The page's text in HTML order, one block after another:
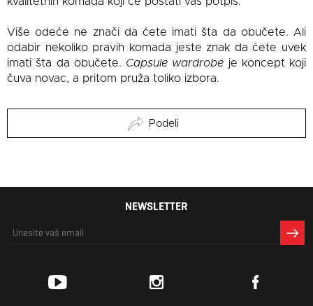
Više odeće ne znači da ćete imati šta da obučete. Ali
odabir nekoliko pravih komada jeste znak da ćete uvek
imati šta da obučete. Capsule wardrobe je koncept koji
čuva novac, a pritom pruža toliko izbora.
Podeli
NEWSLETTER